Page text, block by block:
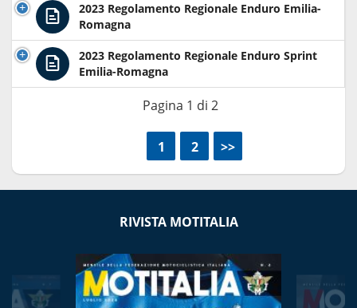
2023 Regolamento Regionale Enduro Emilia-
Romagna
2023 Regolamento Regionale Enduro Sprint
Emilia-Romagna
Pagina 1 di 2
1 2 >>
RIVISTA MOTITALIA